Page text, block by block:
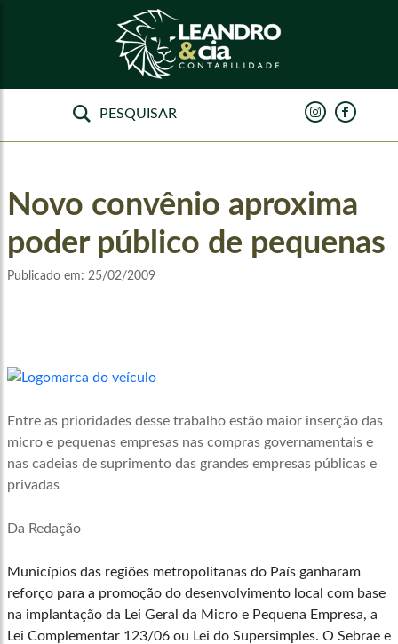
Novo convênio aproxima
poder público de pequenas
Publicado em: 25/02/2009
Entre as prioridades desse trabalho estão maior inserção das
micro e pequenas empresas nas compras governamentais e
nas cadeias de suprimento das grandes empresas públicas e
privadas
Da Redação
Municípios das regiões metropolitanas do País ganharam
reforço para a promoção do desenvolvimento local com base
na implantação da Lei Geral da Micro e Pequena Empresa, a
Lei Complementar 123/06 ou Lei do Supersimples. O Sebrae e